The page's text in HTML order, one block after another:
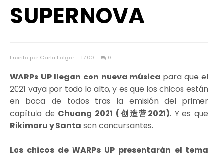
SUPERNOVA
Escrito por Carla Folgar 17:00 0
WARPs UP llegan con nueva música para que el
2021 vaya por todo lo alto, y es que los chicos están
en boca de todos tras la emisión del primer
capítulo de Chuang 2021 (创造营2021). Y es que
Rikimaru y Santa son concursantes.
Los chicos de WARPs UP presentarán el tema